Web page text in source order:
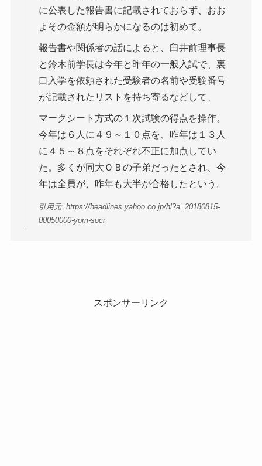
に公表した報告書に記載されておらず、おお
よその金額が明らかになるのは初めて。
報告書や関係者の話によると、臼井前理事長
と鈴木前学長は今年と昨年の一般入試で、裏
口入学を依頼された受験者の名前や受験番号
が記載されたリストを持ち寄るなどして、
マークシート方式の１次試験の得点を操作。
今年は６人に４９～１０点を、昨年は１３人
に４５～８点をそれぞれ不正に加点してい
た。多くが同大ＯＢの子弟だったとされ、今
年は全員が、昨年も大半が合格したという。
引用元: https://headlines.yahoo.co.jp/hl?a=20180815-
00050000-yom-soci
スポンサーリンク